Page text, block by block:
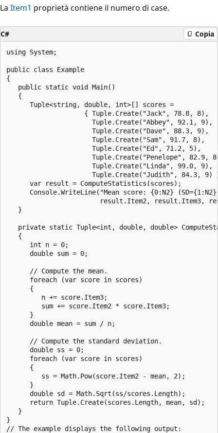
La Item1 proprietà contiene il numero di case.
C# Copia
using System;
public class Example
{
   public static void Main()
   {
      Tuple<string, double, int>[] scores =
                    { Tuple.Create("Jack", 78.8, 8),
                      Tuple.Create("Abbey", 92.1, 9),
                      Tuple.Create("Dave", 88.3, 9),
                      Tuple.Create("Sam", 91.7, 8),
                      Tuple.Create("Ed", 71.2, 5),
Tuple.Create("Penelope", 82.9,
                      Tuple.Create("Linda", 99.0, 9),
Tuple.Create("Judith", 84.3, 9)
      var result = ComputeStatistics(scores);
Console.WriteLine("Mean score: {0:N2}
result.Item2, result.Item3,
   }
private static Tuple<int, double, double>
   {
      int n = 0;
      double sum = 0;
      // Compute the mean.
      foreach (var score in scores)
      {
         n += score.Item3;
         sum += score.Item2 * score.Item3;
      }
      double mean = sum / n;
      // Compute the standard deviation.
      double ss = 0;
      foreach (var score in scores)
      {
         ss = Math.Pow(score.Item2 - mean, 2);
      }
      double sd = Math.Sqrt(ss/scores.Length);
      return Tuple.Create(scores.Length, mean, sd);
   }
}
// The example displays the following output: